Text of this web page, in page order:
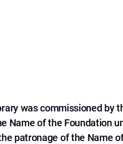
was commissioned by
Name of the Foundation
patronage of the Name